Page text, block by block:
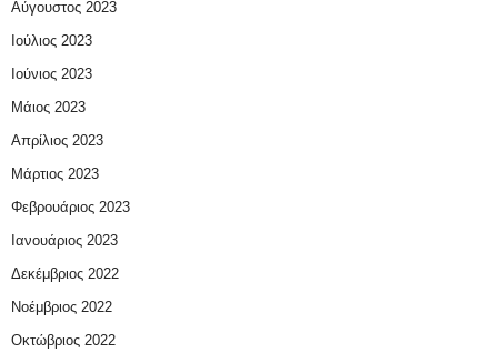
Αύγουστος 2023
Ιούλιος 2023
Ιούνιος 2023
Μάιος 2023
Απρίλιος 2023
Μάρτιος 2023
Φεβρουάριος 2023
Ιανουάριος 2023
Δεκέμβριος 2022
Νοέμβριος 2022
Οκτώβριος 2022